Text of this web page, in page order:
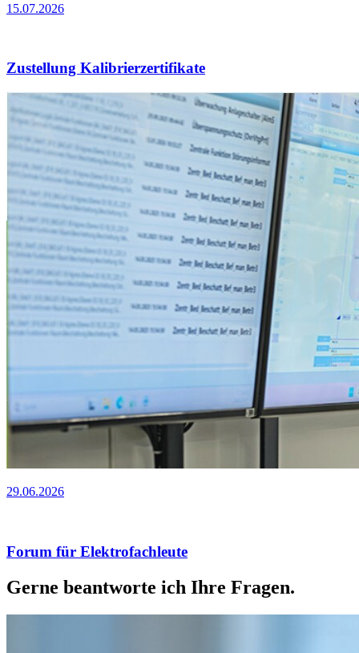
15.07.2026
Zustellung Kalibrierzertifikate
29.06.2026
Forum für Elektrofachleute
Gerne beantworte ich Ihre Fragen.